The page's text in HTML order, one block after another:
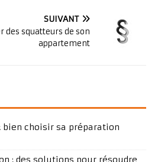
SUIVANT
des squatteurs de son
appartement
bien choisir sa préparation
: des solutions pour résoudre